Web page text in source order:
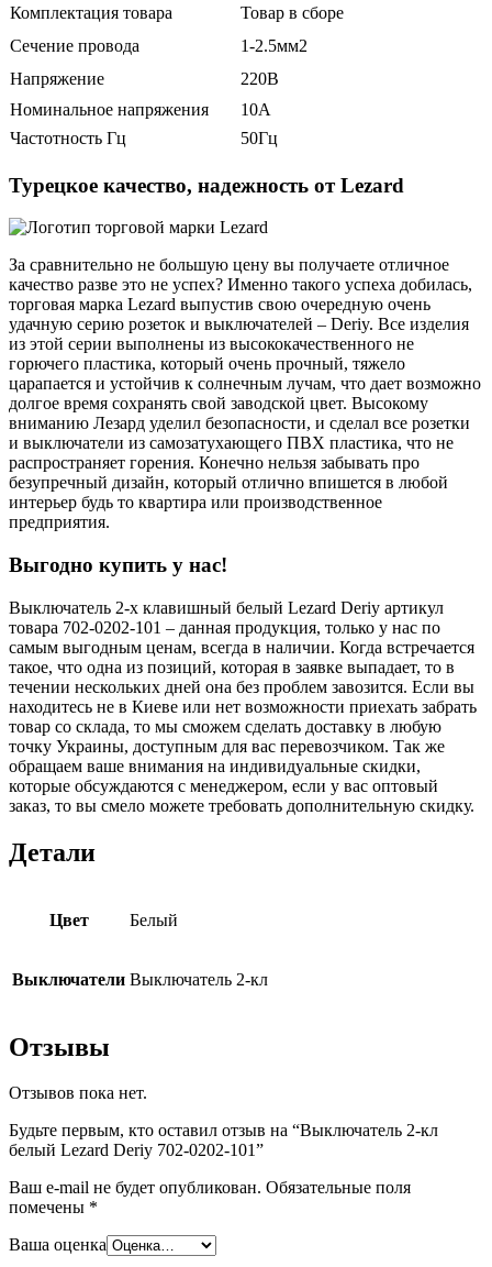
Комплектация товара
Товар в сборе
Сечение провода
1-2.5мм2
Напряжение
220В
Номинальное напряжения
10А
Частотность Гц
50Гц
Турецкое качество, надежность от Lezard
За сравнительно не большую цену вы получаете отличное
качество разве это не успех? Именно такого успеха добилась,
торговая марка Lezard выпустив свою очередную очень
удачную серию розеток и выключателей – Deriy. Все изделия
из этой серии выполнены из высококачественного не
горючего пластика, который очень прочный, тяжело
царапается и устойчив к солнечным лучам, что дает возможно
долгое время сохранять свой заводской цвет. Высокому
вниманию Лезард уделил безопасности, и сделал все розетки
и выключатели из самозатухающего ПВХ пластика, что не
распространяет горения. Конечно нельзя забывать про
безупречный дизайн, который отлично впишется в любой
интерьер будь то квартира или производственное
предприятия.
Выгодно купить у нас!
Выключатель 2-х клавишный белый Lezard Deriy артикул
товара 702-0202-101 – данная продукция, только у нас по
самым выгодным ценам, всегда в наличии. Когда встречается
такое, что одна из позиций, которая в заявке выпадает, то в
течении нескольких дней она без проблем завозится. Если вы
находитесь не в Киеве или нет возможности приехать забрать
товар со склада, то мы сможем сделать доставку в любую
точку Украины, доступным для вас перевозчиком. Так же
обращаем ваше внимания на индивидуальные скидки,
которые обсуждаются с менеджером, если у вас оптовый
заказ, то вы смело можете требовать дополнительную скидку.
Детали
Цвет Белый
Выключатели Выключатель 2-кл
Отзывы
Отзывов пока нет.
Будьте первым, кто оставил отзыв на “Выключатель 2-кл
белый Lezard Deriy 702-0202-101”
Ваш e-mail не будет опубликован. Обязательные поля
помечены *
Ваша оценка